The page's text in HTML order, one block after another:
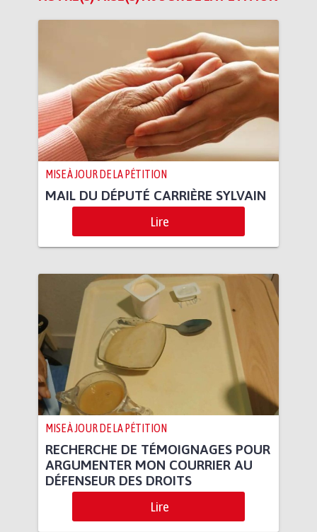
MISE À JOUR DE LA PÉTITION
MAIL DU DÉPUTÉ CARRIÈRE SYLVAIN
Lire
MISE À JOUR DE LA PÉTITION
RECHERCHE DE TÉMOIGNAGES POUR
ARGUMENTER MON COURRIER AU
DÉFENSEUR DES DROITS
Lire